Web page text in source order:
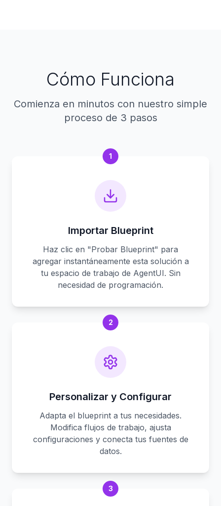
Cómo Funciona
Comienza en minutos con nuestro simple
proceso de 3 pasos
1
Importar Blueprint
Haz clic en "Probar Blueprint" para
agregar instantáneamente esta solución a
tu espacio de trabajo de AgentUI. Sin
necesidad de programación.
2
Personalizar y Configurar
Adapta el blueprint a tus necesidades.
Modifica flujos de trabajo, ajusta
configuraciones y conecta tus fuentes de
datos.
3